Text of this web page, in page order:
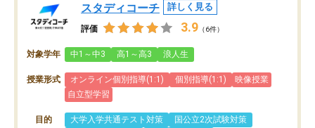
スタディコーチ 詳しく見る
評価 3.9 （6件）
対象学年 中1～中3 高1～高3 浪人生
授業形式 オンライン個別指導(1:1) 個別指導(1:1)
映像授業
自立型学習
目的 大学入学共通テスト対策
国公立2次試験対策